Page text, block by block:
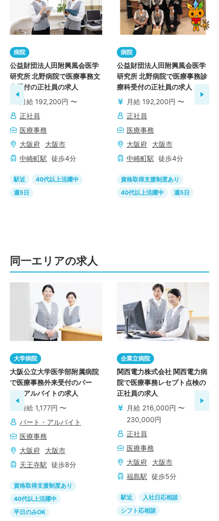
病院
公益財団法人田附興風会医学
研究所 北野病院で医療事務文
書受付の正社員の求人
月給 192,200円 〜
正社員
医療事務
大阪府
大阪市
中崎町駅 徒歩4分
駅近
40代以上活躍中
週5日
病院
公益財団法人田附興風会医学
研究所 北野病院で医療事務診
療科受付の正社員の求人
月給 192,200円 〜
正社員
医療事務
大阪府
大阪市
中崎町駅 徒歩4分
資格取得支援制度あり
40代以上活躍中
週5日
同一エリアの求人
大学病院
大阪公立大学医学部附属病院
で医療事務外来受付のパー
ト・アルバイトの求人
時給 1,177円 〜
パート・アルバイト
医療事務
大阪府
大阪市
天王寺駅 徒歩8分
資格取得支援制度あり
40代以上活躍中
平日のみOK
企業立病院
関西電力株式会社 関西電力病
院で医療事務レセプト点検の
正社員の求人
月給 216,000円 〜
230,000円
正社員
医療事務
大阪府
大阪市
福島駅 徒歩5分
駅近
入社日応相談
シフト応相談